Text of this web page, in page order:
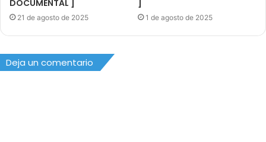
DOCUMENTAL ]
21 de agosto de 2025
]
1 de agosto de 2025
Deja un comentario